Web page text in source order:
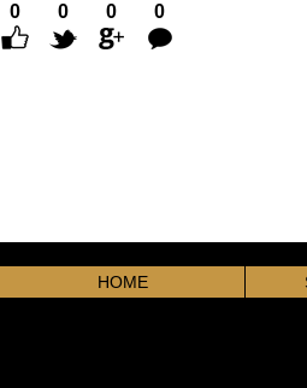
0 0 0
0
Comentários
HOME